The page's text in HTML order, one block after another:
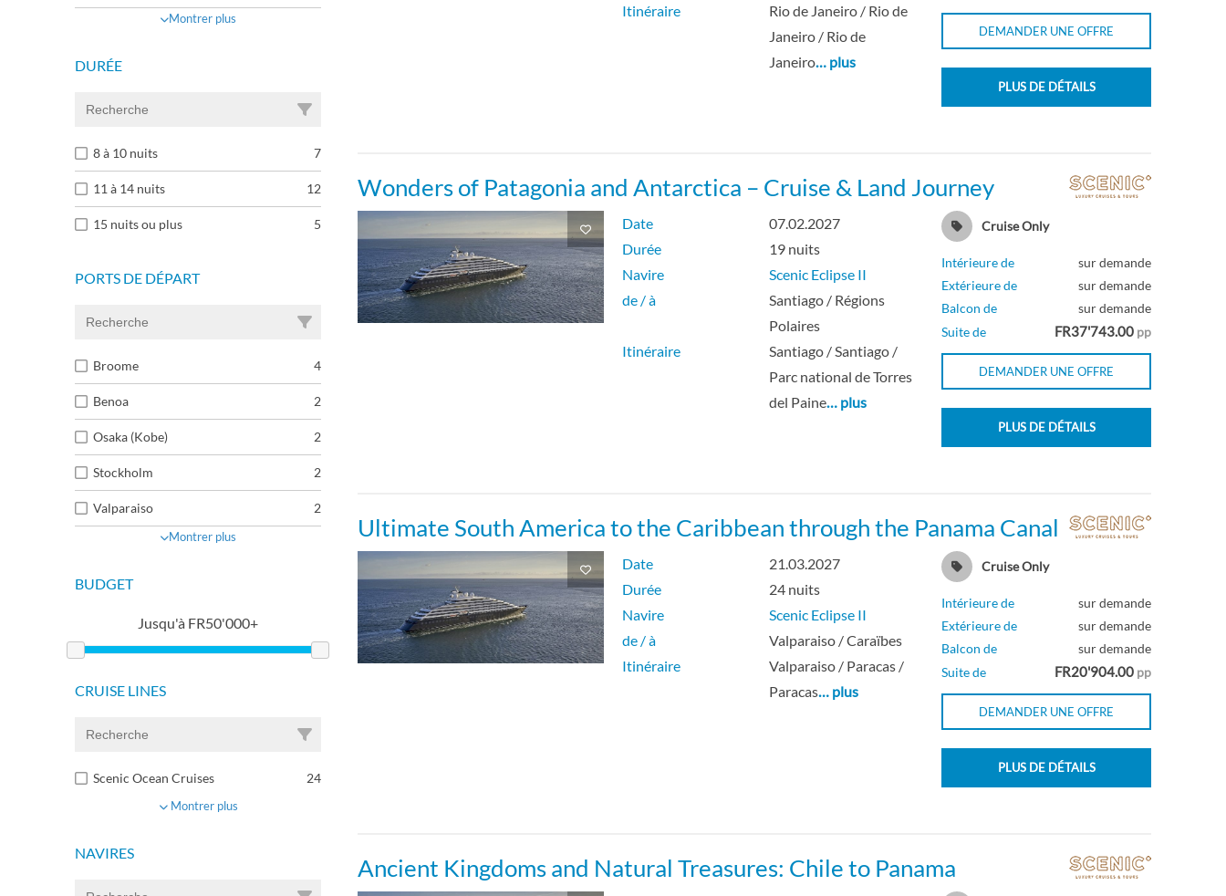
Montrer plus
DURÉE
8 à 10 nuits 7
11 à 14 nuits 12
15 nuits ou plus 5
PORTS DE DÉPART
Broome 4
Benoa 2
Osaka (Kobe) 2
Stockholm 2
Valparaiso 2
Montrer plus
BUDGET
Jusqu'à FR50'000+
CRUISE LINES
Scenic Ocean Cruises 24
Montrer plus
NAVIRES
Itinéraire
Rio de Janeiro / Rio de
Janeiro / Rio de
Janeiro… plus
DEMANDER UNE OFFRE
PLUS DE DÉTAILS
Wonders of Patagonia and Antarctica – Cruise & Land Journey
Date
07.02.2027
Durée
19 nuits
Navire
Scenic Eclipse II
de / à
Santiago / Régions
Polaires
Itinéraire
Santiago / Santiago /
Parc national de Torres
del Paine… plus
Cruise Only
Intérieure de
sur demande
Extérieure de
sur demande
Balcon de
sur demande
Suite de
FR37'743.00 pp
DEMANDER UNE OFFRE
PLUS DE DÉTAILS
Ultimate South America to the Caribbean through the Panama Canal
Date
21.03.2027
Durée
24 nuits
Navire
Scenic Eclipse II
de / à
Valparaiso / Caraïbes
Itinéraire
Valparaiso / Paracas /
Paracas… plus
Cruise Only
Intérieure de
sur demande
Extérieure de
sur demande
Balcon de
sur demande
Suite de
FR20'904.00 pp
DEMANDER UNE OFFRE
PLUS DE DÉTAILS
Ancient Kingdoms and Natural Treasures: Chile to Panama